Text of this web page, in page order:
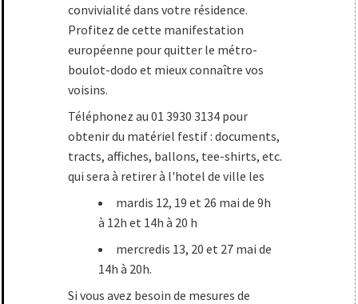
convivialité dans votre résidence.
Profitez de cette manifestation
européenne pour quitter le métro-
boulot-dodo et mieux connaître vos
voisins.
Téléphonez au 01 3930 3134 pour
obtenir du matériel festif : documents,
tracts, affiches, ballons, tee-shirts, etc.
qui sera à retirer à l'hotel de ville les
mardis 12, 19 et 26 mai de 9h
à 12h et 14h à 20 h
mercredis 13, 20 et 27 mai de
14h à 20h.
Si vous avez besoin de mesures de